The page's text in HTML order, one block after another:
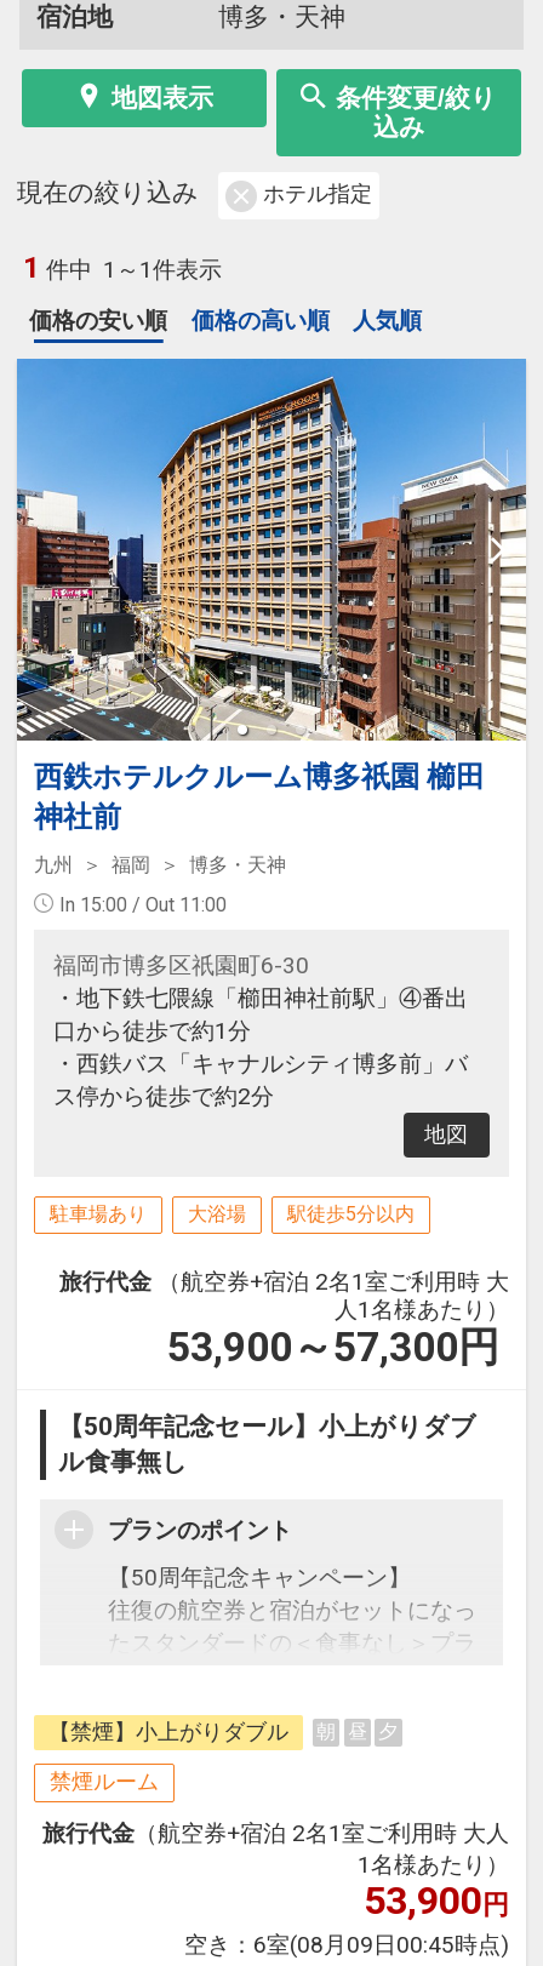
宿泊地
博多・天神
地図表示
条件変更/絞り
込み
現在の絞り込み ホテル指定
1 件中 1～1件表示
価格の安い順
価格の高い順 人気順
西鉄ホテルクルーム博多祇園 櫛田
神社前
九州 福岡
博多・天神
In 15:00 / Out 11:00
福岡市博多区祇園町6-30
・地下鉄七隈線「櫛田神社前駅」④番出
口から徒歩で約1分
・西鉄バス「キャナルシティ博多前」バ
ス停から徒歩で約2分
地図
駐車場あり 大浴場 駅徒歩5分以内
旅行代金
（航空券+宿泊 2名1室ご利用時 大
人1名様あたり）
53,900～57,300 円
【50周年記念セール】小上がりダブ
ル食事無し
プランのポイント
【50周年記念キャンペーン】
往復の航空券と宿泊がセットになっ
たスタンダードの＜食事なし＞プラ
フライトと宿泊を自由に組み合わせ
できるダイナミックパッケージだか
ら、一都市滞在はもちろん周遊旅行
にも最適！
旅行期間中の1泊だけの宿泊や延
泊・飛び泊なども自由自在です。
JALマイレージ会員の方にはフライ
トマイルが50%貯まります。
【禁煙】小上がりダブル 朝 昼 夕
禁煙ルーム
旅行代金 （航空券+宿泊 2名1室ご利用時 大人
1名様あたり）
53,900円
空き： 6室(08月09日00:45時点)